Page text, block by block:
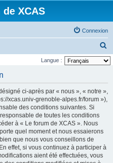
XCAS
Connexion
e
e
Langue :
ci-après par « nous », « notre »,
xcas.univ-grenoble-alpes.fr/forum »),
des conditions suivantes. Si
de toutes les conditions
à « Le forum de XCAS ». Nous
quel moment et nous essaierons
que nous vous conseillons de
effet, si vous continuez à participer à
aient été effectuées, vous